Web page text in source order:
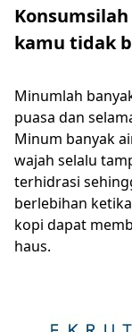
kamu tidak
Minumlah
puasa dan
Minum banyak
wajah selalu
terhidrasi
berlebihan
kopi dapat
haus.